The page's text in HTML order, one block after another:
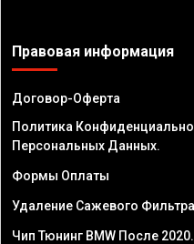
Правовая информация
Договор-Оферта
Политика
Персональных Данных.
Формы Оплаты
Удаление Сажевого
Чип Тюнинг BMW После